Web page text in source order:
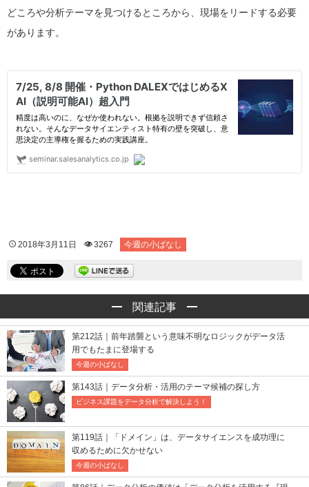
どころや分析テーマを見つけるところから、現場をリードする必要
があります。
2018年3月11日 3267 今週の小ばなし
関連記事
第212話｜前年踏襲という意味不明なロジックがデータ活
用でもたまに登場する
今週の小ばなし
第143話｜データ分析・活用のテーマ候補の探し方
ビジネス課題をデータ分析で解決しよう！
第119話｜「ドメイン」は、データサイエンスを成功理に
収めるために欠かせない
今週の小ばなし